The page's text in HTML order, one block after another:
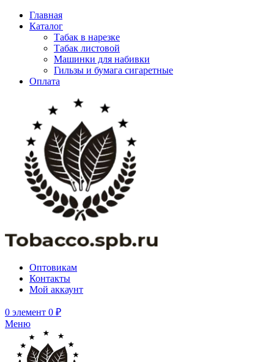
Главная
Каталог
Табак в нарезке
Табак листовой
Машинки для набивки
Гильзы и бумага сигаретные
Оплата
Оптовикам
Контакты
Мой аккаунт
0 элемент 0 ₽
Меню